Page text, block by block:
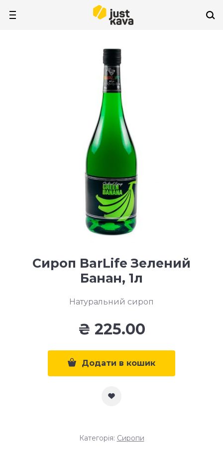
Сироп BarLife Зелений
Банан, 1л
Натуральний сироп
₴ 225.00
Додати в кошик
Категорія: Сиропи